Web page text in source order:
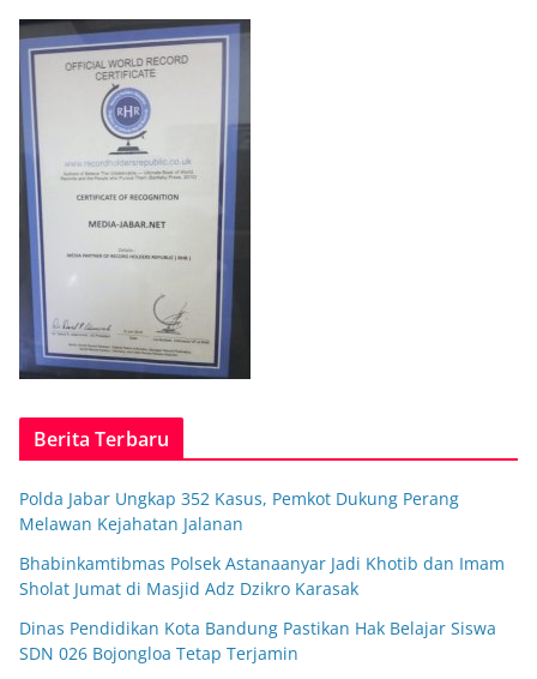
Berita Terbaru
Polda Jabar Ungkap 352 Kasus, Pemkot Dukung Perang
Melawan Kejahatan Jalanan
Bhabinkamtibmas Polsek Astanaanyar Jadi Khotib dan Imam
Sholat Jumat di Masjid Adz Dzikro Karasak
Dinas Pendidikan Kota Bandung Pastikan Hak Belajar Siswa
SDN 026 Bojongloa Tetap Terjamin